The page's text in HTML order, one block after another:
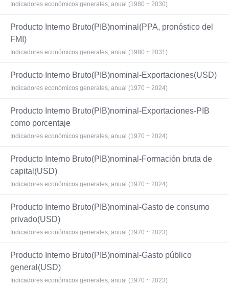
Indicadores económicos generales, anual (1980 ~ 2030)
Producto Interno Bruto(PIB)nominal(PPA, pronóstico del
FMI)
Indicadores económicos generales, anual (1980 ~ 2031)
Producto Interno Bruto(PIB)nominal-Exportaciones(USD)
Indicadores económicos generales, anual (1970 ~ 2024)
Producto Interno Bruto(PIB)nominal-Exportaciones-PIB
como porcentaje
Indicadores económicos generales, anual (1970 ~ 2024)
Producto Interno Bruto(PIB)nominal-Formación bruta de
capital(USD)
Indicadores económicos generales, anual (1970 ~ 2024)
Producto Interno Bruto(PIB)nominal-Gasto de consumo
privado(USD)
Indicadores económicos generales, anual (1970 ~ 2023)
Producto Interno Bruto(PIB)nominal-Gasto público
general(USD)
Indicadores económicos generales, anual (1970 ~ 2023)